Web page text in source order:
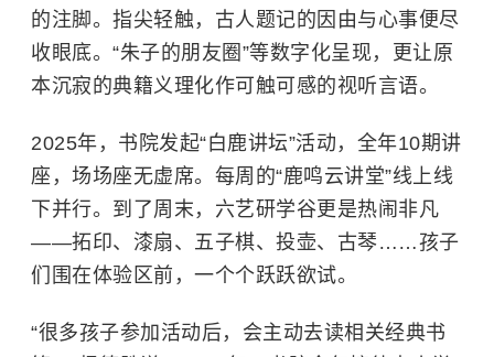
的注脚。指尖轻触，古人题记的因由与心事便尽
收眼底。“朱子的朋友圈”等数字化呈现，更让原
本沉寂的典籍义理化作可触可感的视听言语。
2025年，书院发起“白鹿讲坛”活动，全年10期讲
座，场场座无虚席。每周的“鹿鸣云讲堂”线上线
下并行。到了周末，六艺研学谷更是热闹非凡
——拓印、漆扇、五子棋、投壶、古琴……孩子
们围在体验区前，一个个跃跃欲试。
“很多孩子参加活动后，会主动去读相关经典书